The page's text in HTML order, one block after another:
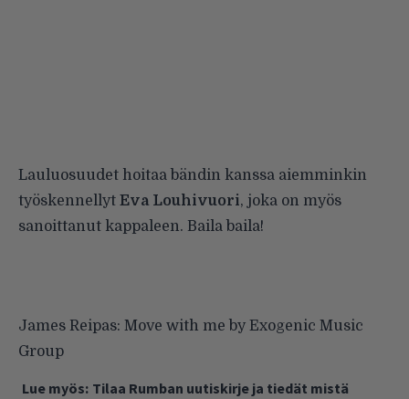
Lauluosuudet hoitaa bändin kanssa aiemminkin
työskennellyt Eva Louhivuori, joka on myös
sanoittanut kappaleen. Baila baila!
James Reipas: Move with me by Exogenic Music
Group
Lue myös: Tilaa Rumban uutiskirje ja tiedät mistä